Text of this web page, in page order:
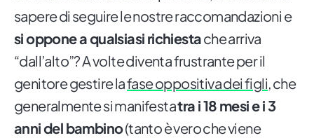
sapere di seguire le nostre raccomandazioni e
si oppone a qualsiasi richiestache arriva
“dall’alto”? A volte diventa frustrante per il
genitore gestire lafase oppositiva dei figli, che
generalmente si manifestatra i 18 mesi e i 3
anni del bambino(tanto è vero che viene